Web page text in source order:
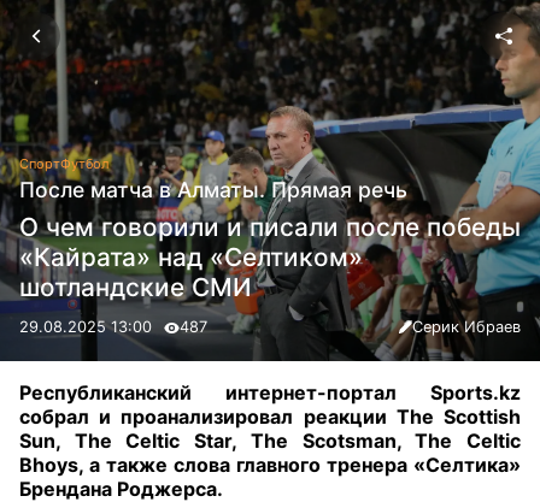
СпортФутбол
После матча в Алматы. Прямая речь
О чем говорили и писали после победы
«Кайрата» над «Селтиком»
шотландские СМИ
29.08.2025 13:00 487 Серик Ибраев
Республиканский интернет-портал Sports.kz
собрал и проанализировал реакции The Scottish
Sun, The Celtic Star, The Scotsman, The Celtic
Bhoys, а также слова главного тренера «Селтика»
Брендана Роджерса.